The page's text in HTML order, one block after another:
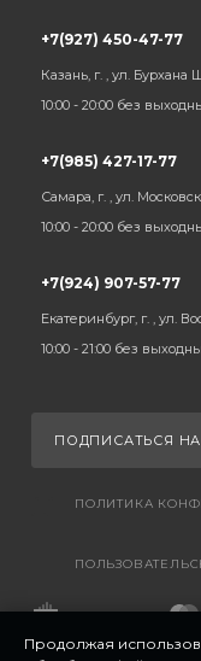
+7(927) 450-47-77
Казань, г. , ул.
10:00 - 20:00 без
+7(985) 427-17-77
Самара, г. , ул.
10:00 - 20:00 без
+7(924) 907-57-77
Екатеринбург, г. , ул.
10:00 - 21:00 без
ПОДПИСАТЬСЯ
ПОЛИТИКА
Продолжая